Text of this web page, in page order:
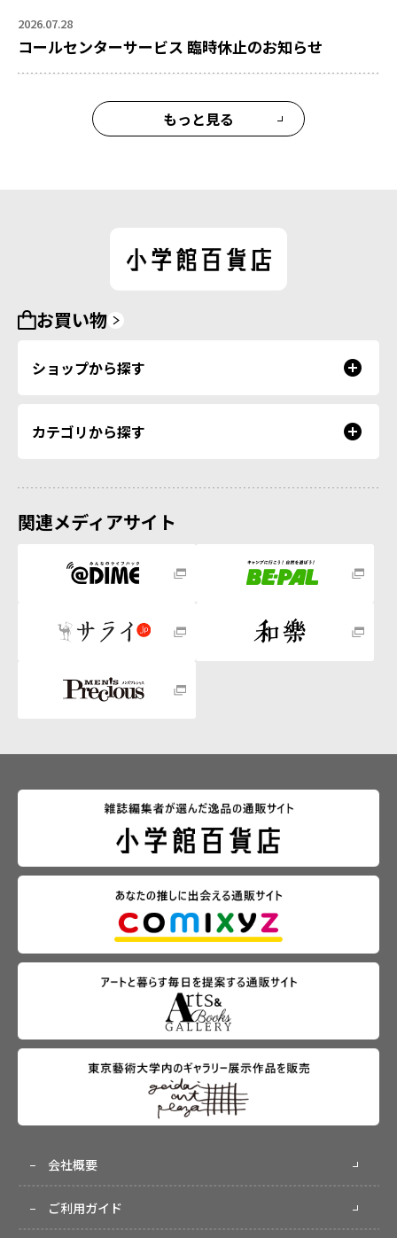
2026.07.28
コールセンターサービス 臨時休止のお知らせ
もっと見る
お買い物
ショップから探す
カテゴリから探す
関連メディアサイト
会社概要
ご利用ガイド